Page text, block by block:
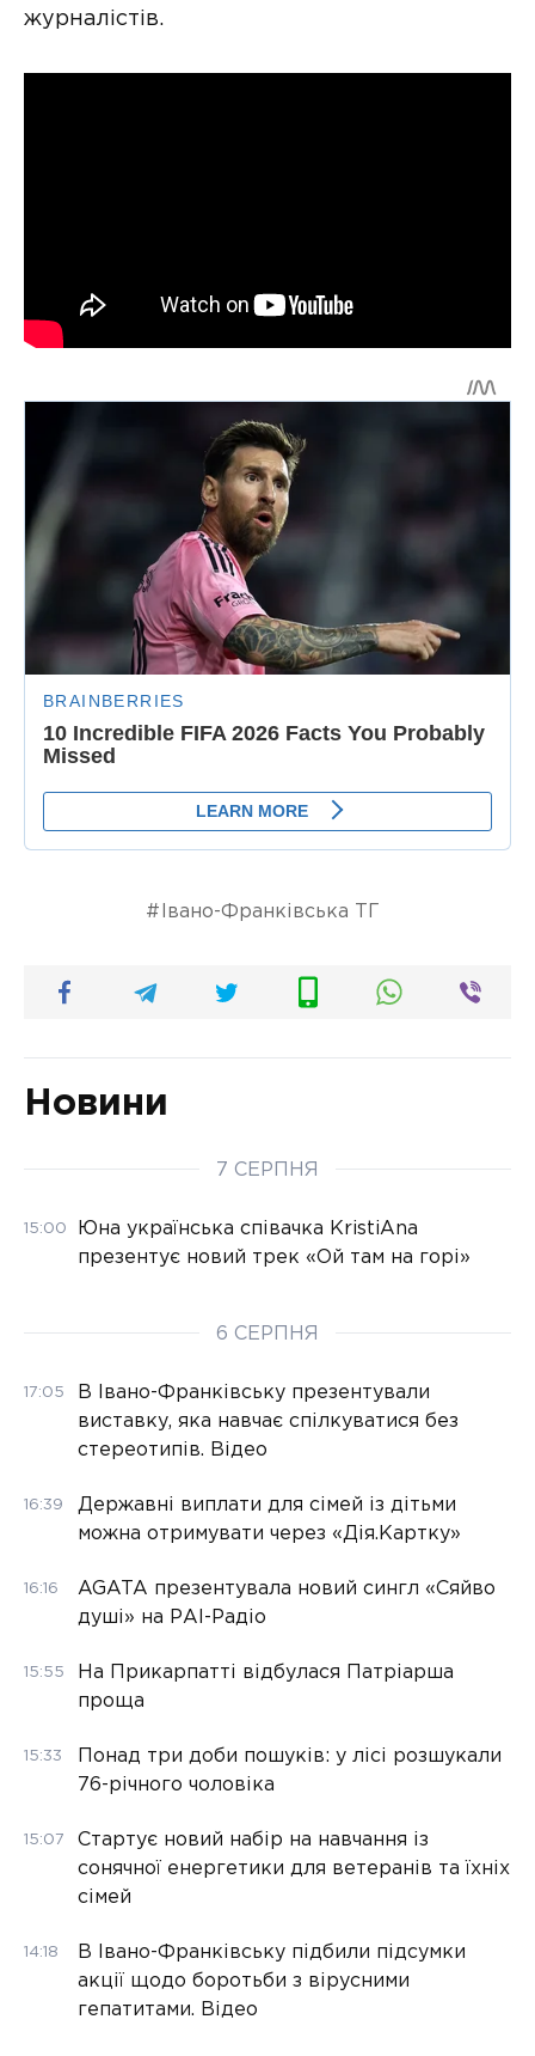
журналістів.
Івано-Франківська ТГ
Новини
7 СЕРПНЯ
15:00
Юна українська співачка KristiAna
презентує новий трек «Ой там на горі»
6 СЕРПНЯ
17:05
В Івано-Франківську презентували
виставку, яка навчає спілкуватися без
стереотипів. Відео
16:39
Державні виплати для сімей із дітьми
можна отримувати через «Дія.Картку»
16:16
AGATA презентувала новий сингл «Сяйво
душі» на РАІ-Радіо
15:55
На Прикарпатті відбулася Патріарша
проща
15:33
Понад три доби пошуків: у лісі розшукали
76-річного чоловіка
15:07
Стартує новий набір на навчання із
сонячної енергетики для ветеранів та їхніх
сімей
14:18
В Івано-Франківську підбили підсумки
акції щодо боротьби з вірусними
гепатитами. Відео